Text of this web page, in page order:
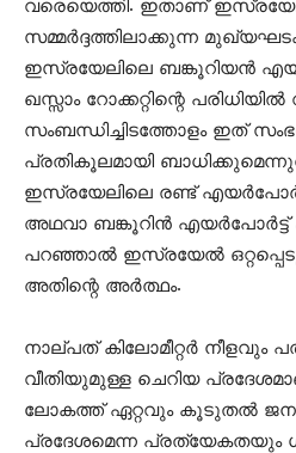
വരെയെത്തി. ഇതാണ്
സമ്മര്‍ദ്ദത്തിലാക്കുന്ന
ഇസ്രയേലിലെ ബങ്കൂറിയന്‍
ഖസ്സാം റോക്കറ്റിന്റെ
സംബന്ധിച്ചിടത്തോളം ഇത്
പ്രതികൂലമായി
ഇസ്രയേലിലെ രണ്ട്
അഥവാ ബങ്കൂറിന്‍ എയര്‍പോര്‍ട്ട്
പറഞ്ഞാല്‍ ഇസ്രയേല്‍
അതിന്റെ അര്‍ത്ഥം.
നാല്പത് കിലോമീറ്റര്‍ നീളവും
വീതിയുമുള്ള ചെറിയ
ലോകത്ത് ഏറ്റവും കൂടുതല്‍
പ്രദേശമെന്ന പ്രത്യേകതയും